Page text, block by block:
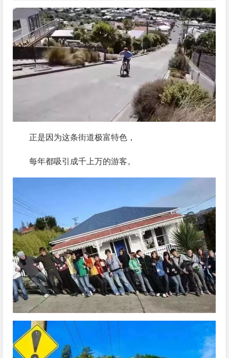
正是因为这条街道极富特色，
每年都吸引成千上万的游客。